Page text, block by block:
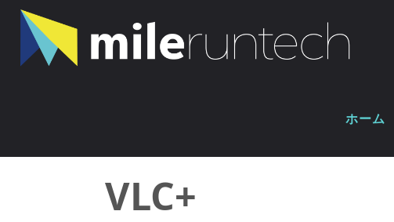
ホーム
VLC+